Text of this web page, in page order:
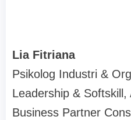
Lia Fitriana
Psikolog Industri &
Leadership & Softskill,
Business Partner